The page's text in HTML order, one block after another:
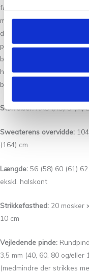
færdige sweater er angivet
mål gælder kun, hvis
du går i gang med at
passe dig bedst. Hvis du
bredeste sted på din
har overvidden 120 cm og
bevægelsesrum (
Størrelser:XXS (XS) S (M)
Sweaterens overvidde:
(164) cm
Længde: 56 (58) 60 (61)
ekskl. halskant
Strikkefasthed: 20 masker
10 cm
Vejledende pinde:
3,5 mm (40, 60, 80 og/eller
(medmindre der strikkes